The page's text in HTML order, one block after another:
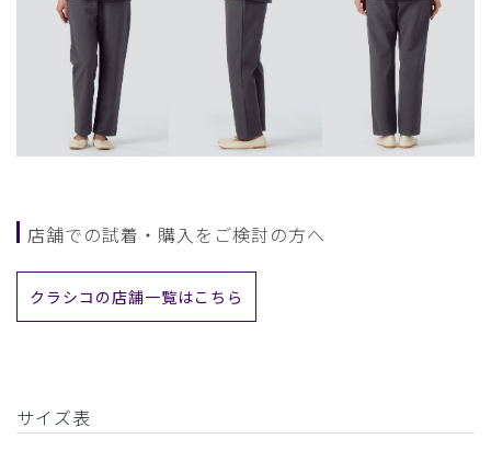
店舗での試着・購入をご検討の方へ
クラシコの店舗一覧はこちら
サイズ表